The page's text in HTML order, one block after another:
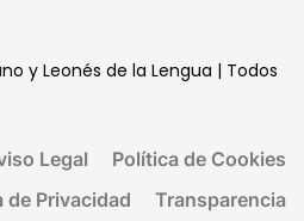
y Leonés de la Lengua | Todos
Legal Política de Cookies